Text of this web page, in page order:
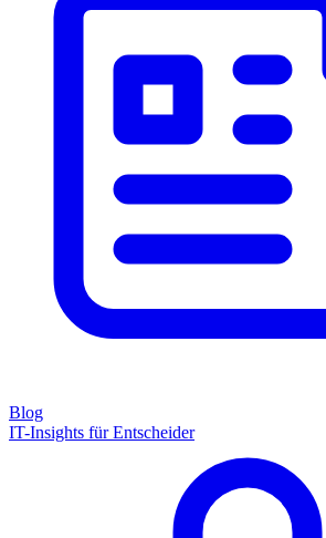
Blog
IT-Insights für Entscheider